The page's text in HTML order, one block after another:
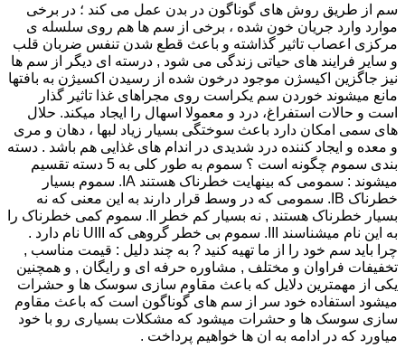
سم از طریق روش های گوناگون در بدن عمل می کند ؛ در برخی
موارد وارد جریان خون شده ، برخی از سم ها هم روی سلسله ی
مرکزی اعصاب تاثیر گذاشته و باعث قطع شدن تنفس ضربان قلب
و سایر فرایند های حیاتی زندگی می شود , درسته ای دیگر از سم ها
نیز جاگزین اکیسژن موجود درخون شده از رسیدن اکسیژن به بافتها
مانع میشوند خوردن سم یکراست روی مجراهای غذا تاثیر گذار
است و حالات استفراغ، درد و معمولا اسهال را ایجاد میکند. حلال
های سمی امکان دارد باعث سوختگی بسیار زیاد لبها ، دهان و مری
و معده و ایجاد کننده درد شدیدی در اندام های غذایی هم باشد . دسته
بندی سموم چگونه است ؟ سموم به طور کلی به 5 دسته تقسیم
میشوند : سمومی که بینهایت خطرناک هستند IA. سموم بسیار
خطرناک IB. سمومی که در وسط قرار دارند به این معنی که نه
بسیار خطرناک هستند , نه بسیار کم خطر II. سموم کمی خطرناک را
به این نام میشناسند III. سموم بی خطر گروهی که UIII نام دارد .
چرا باید سم خود را از ما تهیه کنید ? به چند دلیل : قیمت مناسب ,
تخفیفات فراوان و مختلف , مشاوره حرفه ای و رایگان , و همچنین
یکی از مهمترین دلایل که باعث مقاوم سازی سوسک ها و حشرات
میشود استفاده خود سر از سم های گوناگون است که باعث مقاوم
سازی سوسک ها و حشرات میشود که مشکلات بسیاری رو با خود
میاورد که در ادامه به ان ها خواهیم پرداخت .